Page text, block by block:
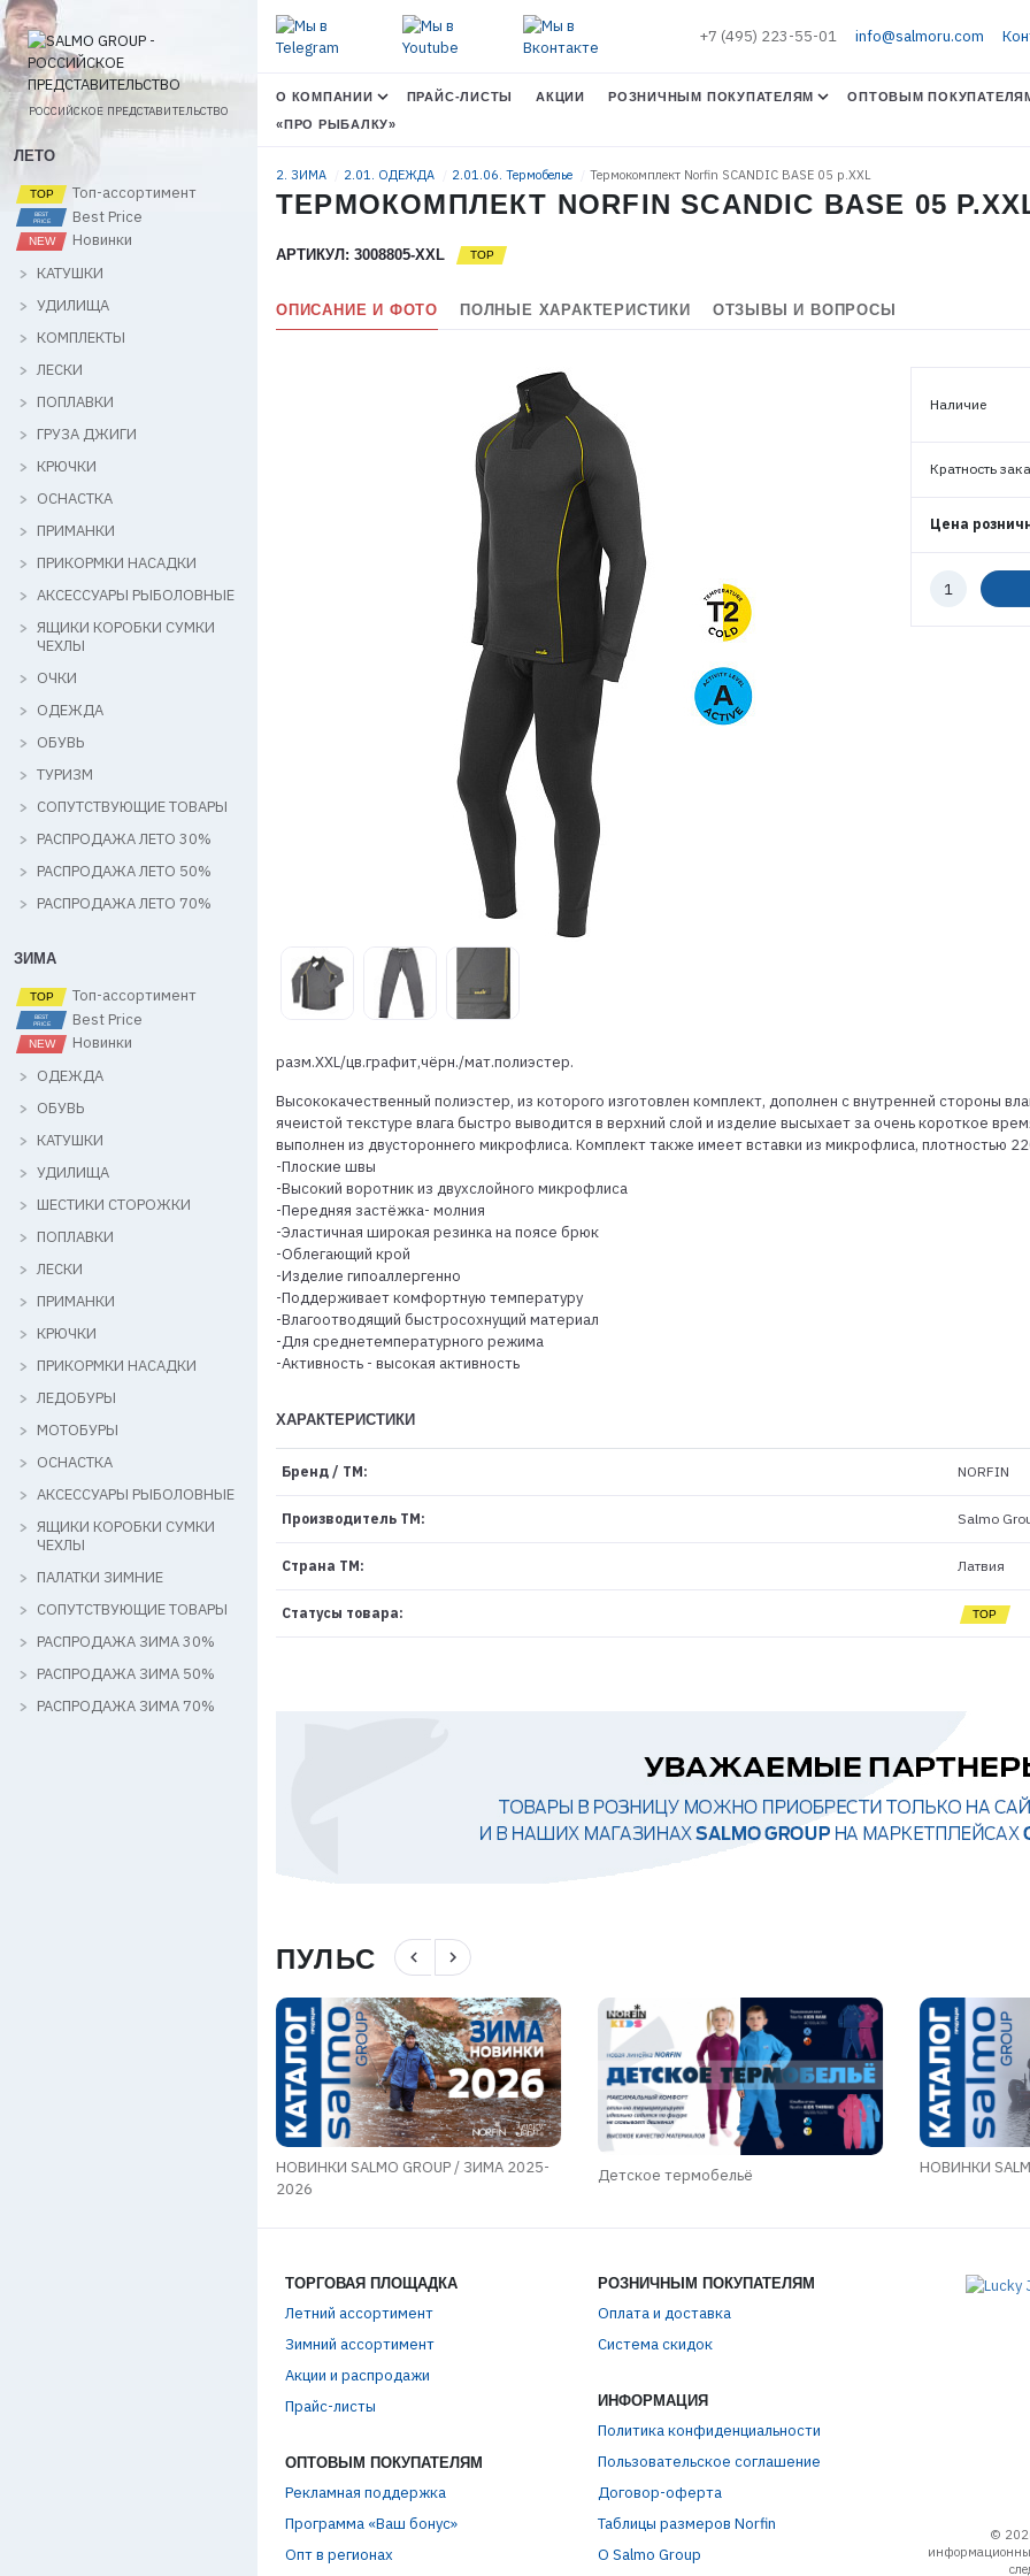
ПАРОЛЬ
ВОЙТИ
РОССИЙСКОЕ ПРЕДСТАВИТЕЛЬСТВО
ЛЕТО
Топ-ассортимент
Best Price
Новинки
КАТУШКИ
УДИЛИЩА
КОМПЛЕКТЫ
ЛЕСКИ
ПОПЛАВКИ
ГРУЗА ДЖИГИ
КРЮЧКИ
ОСНАСТКА
ПРИМАНКИ
ПРИКОРМКИ НАСАДКИ
АКСЕССУАРЫ РЫБОЛОВНЫЕ
ЯЩИКИ КОРОБКИ СУМКИ
ЧЕХЛЫ
ОЧКИ
ОДЕЖДА
ОБУВЬ
ТУРИЗМ
СОПУТСТВУЮЩИЕ ТОВАРЫ
РАСПРОДАЖА ЛЕТО 30%
РАСПРОДАЖА ЛЕТО 50%
РАСПРОДАЖА ЛЕТО 70%
ЗИМА
Топ-ассортимент
Best Price
Новинки
ОДЕЖДА
ОБУВЬ
КАТУШКИ
УДИЛИЩА
ШЕСТИКИ СТОРОЖКИ
ПОПЛАВКИ
ЛЕСКИ
ПРИМАНКИ
КРЮЧКИ
ПРИКОРМКИ НАСАДКИ
ЛЕДОБУРЫ
МОТОБУРЫ
ОСНАСТКА
АКСЕССУАРЫ РЫБОЛОВНЫЕ
ЯЩИКИ КОРОБКИ СУМКИ
ЧЕХЛЫ
ПАЛАТКИ ЗИМНИЕ
СОПУТСТВУЮЩИЕ ТОВАРЫ
РАСПРОДАЖА ЗИМА 30%
РАСПРОДАЖА ЗИМА 50%
РАСПРОДАЖА ЗИМА 70%
+7 (495) 223-55-01 info@salmoru.com
О КОМПАНИИ ПРАЙС-ЛИСТЫ АКЦИИ РОЗНИЧНЫМ ПОКУПАТЕЛЯМ ОПТОВЫМ
«ПРО РЫБАЛКУ»
2. ЗИМА 2.01. ОДЕЖДА 2.01.06. Термобелье Термокомплект Norfin SCANDIC BASE 05 р.XXL
ТЕРМОКОМПЛЕКТ NORFIN SCANDIC BASE 05
АРТИКУЛ: 3008805-XXL
ОПИСАНИЕ И ФОТО ПОЛНЫЕ ХАРАКТЕРИСТИКИ ОТЗЫВЫ И ВОПРОСЫ
Наличие
Кратность
Цена
Количество
разм.XXL/цв.графит,чёрн./мат.полиэстер.
Высококачественный полиэстер, из которого изготовлен комплект, дополнен с внутренней стороны
ячеистой текстуре влага быстро выводится в верхний слой и изделие высыхает за очень короткое
выполнен из двустороннего микрофлиса. Комплект также имеет вставки из микрофлиса, плотностью
-Плоские швы
-Высокий воротник из двухслойного микрофлиса
-Передняя застёжка- молния
-Эластичная широкая резинка на поясе брюк
-Облегающий крой
-Изделие гипоаллергенно
-Поддерживает комфортную температуру
-Влагоотводящий быстросохнущий материал
-Для среднетемпературного режима
-Активность - высокая активность
ХАРАКТЕРИСТИКИ
Бренд / ТМ: NORFIN
Производитель ТМ: Salmo
Страна ТМ: Латвия
Статусы товара:
ПУЛЬС navigate_before navigate_next
НОВИНКИ SALMO GROUP / ЗИМА 2025-
2026
Детское термобельё НОВИНКИ
ТОРГОВАЯ ПЛОЩАДКА
Летний ассортимент
Зимний ассортимент
Акции и распродажи
Прайс-листы
ОПТОВЫМ ПОКУПАТЕЛЯМ
Рекламная поддержка
Программа «Ваш бонус»
Опт в регионах
РОЗНИЧНЫМ ПОКУПАТЕЛЯМ
Оплата и доставка
Система скидок
ИНФОРМАЦИЯ
Политика конфиденциальности
Пользовательское соглашение
Договор-оферта
Таблицы размеров Norfin
О Salmo Group
©